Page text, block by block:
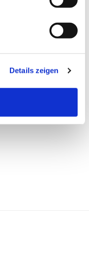
Details zeigen